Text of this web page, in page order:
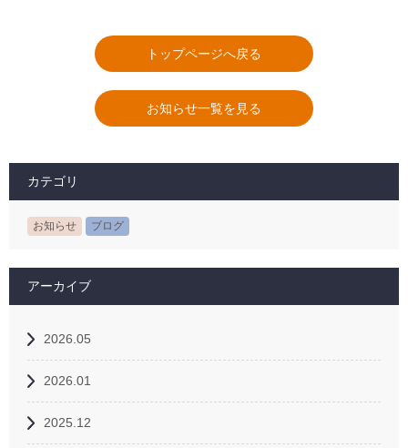
トップページへ戻る
お知らせ一覧を見る
カテゴリ
お知らせ ブログ
アーカイブ
2026.05
2026.01
2025.12